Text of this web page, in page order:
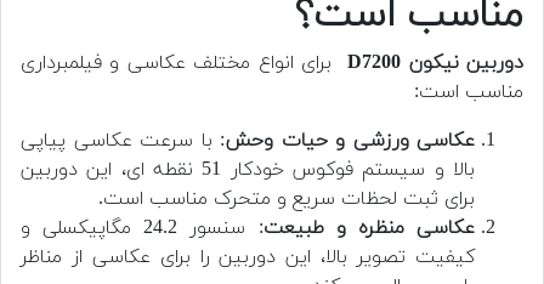
مناسب است؟
دوربین نیکون D7200
برای انواع مختلف عکاسی و فیلمبرداری
مناسب است:
عکاسی ورزشی و حیات وحش: با سرعت عکاسی پیاپی
بالا و سیستم فوکوس خودکار 51 نقطه ای، این دوربین
برای ثبت لحظات سریع و متحرک مناسب است.
عکاسی منظره و طبیعت
: سنسور 24.2 مگاپیکسلی و
کیفیت تصویر بالا، این دوربین را برای عکاسی از مناظر